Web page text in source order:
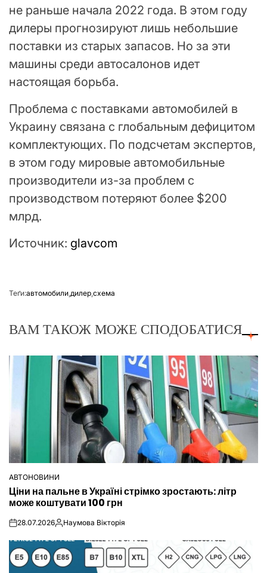
не раньше начала 2022 года. В этом году
дилеры прогнозируют лишь небольшие
поставки из старых запасов. Но за эти
машины среди автосалонов идет
настоящая борьба.
Проблема с поставками автомобилей в
Украину связана с глобальным дефицитом
комплектующих. По подсчетам экспертов,
в этом году мировые автомобильные
производители из-за проблем с
производством потеряют более $200
млрд.
Источник: glavcom
Теґи:автомобили,дилер,схема
ВАМ ТАКОЖ МОЖЕ СПОДОБАТИСЯ
ОПУБЛІКУВАТИ
У
АВТОНОВИНИ
Ціни на пальне в Україні стрімко зростають: літр
може коштувати 100 грн
on28.07.2026Опубліковано
Наумова Вікторія